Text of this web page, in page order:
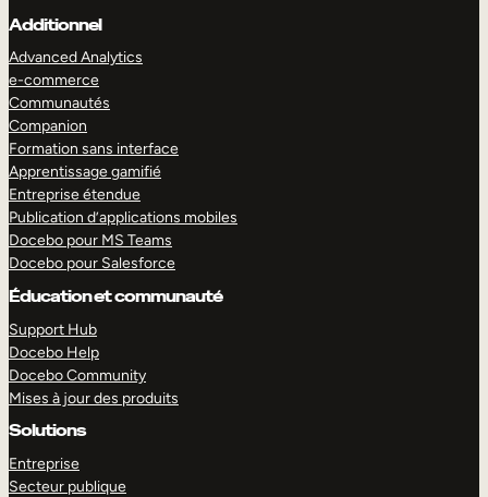
Additionnel
Advanced Analytics
e-commerce
Communautés
Companion
Formation sans interface
Apprentissage gamifié
Entreprise étendue
Publication d’applications mobiles
Docebo pour MS Teams
Docebo pour Salesforce
Éducation et communauté
Support Hub
Docebo Help
Docebo Community
Mises à jour des produits
Solutions
Entreprise
Secteur publique